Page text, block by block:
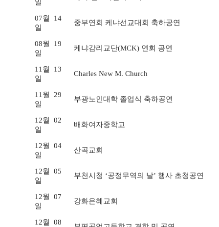
일
07월
14
일
중부연회 케냐선교대회 축하공연
08월
19
일
케냐감리교단(MCK) 연회 공연
11월
13
일
Charles New M. Church
11월
29
일
부광노인대학 졸업식 축하공연
12월
02
일
배화여자중학교
12월
04
일
산곡교회
12월
05
일
부천시청 ‘공정무역의 날’ 행사 초청공연
12월
07
일
강화은혜교회
12월
08